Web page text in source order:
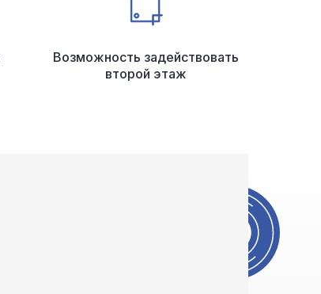
Возможность задействовать
второй этаж